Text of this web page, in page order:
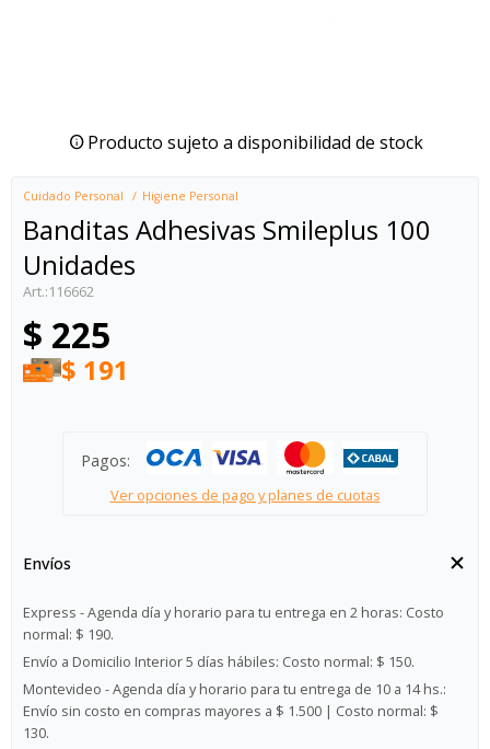
Producto sujeto a disponibilidad de stock
Cuidado Personal Higiene Personal
Banditas Adhesivas Smileplus 100
Unidades
116662
$ 225
$ 191
Pagos:
Ver opciones de pago y planes de cuotas
Envíos
Express - Agenda día y horario para tu entrega en 2 horas: Costo
normal: $ 190.
Envío a Domicilio Interior 5 días hábiles: Costo normal: $ 150.
Montevideo - Agenda día y horario para tu entrega de 10 a 14 hs.:
Envío sin costo en compras mayores a $ 1.500 | Costo normal: $
130.